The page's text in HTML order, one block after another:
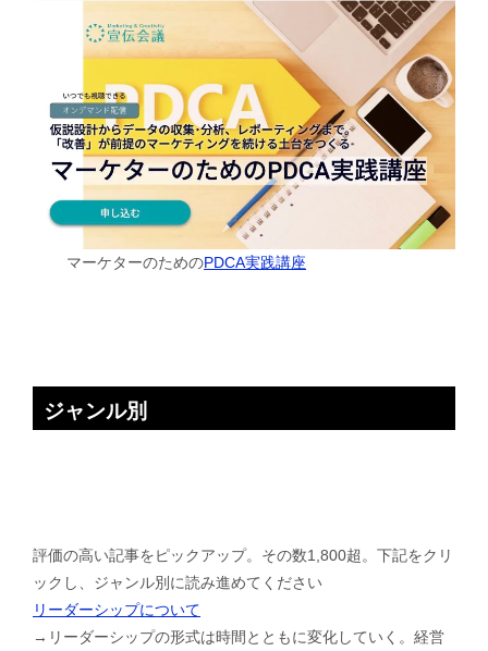
マーケターのためのPDCA実践講座
ジャンル別
評価の高い記事をピックアップ。その数1,800超。下記をクリ
ックし、ジャンル別に読み進めてください
リーダーシップについて
→リーダーシップの形式は時間とともに変化していく。経営